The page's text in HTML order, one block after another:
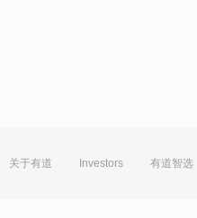
关于有道 Investors 有道智选